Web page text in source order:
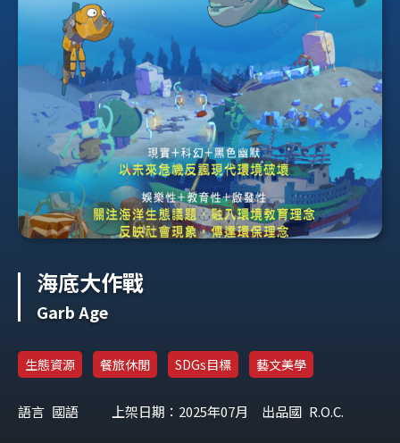
海底大作戰
Garb Age
生態資源 餐旅休閒 SDGs目標 藝文美學
語言 國語 上架日期：2025年07月 出品國 R.O.C.